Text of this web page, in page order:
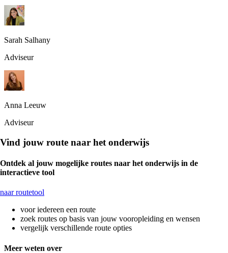
Sarah Salhany
Adviseur
Anna Leeuw
Adviseur
Vind jouw route naar het onderwijs
Ontdek al jouw mogelijke routes naar het onderwijs in de
interactieve tool
naar routetool
voor iedereen een route
zoek routes op basis van jouw vooropleiding en wensen
vergelijk verschillende route opties
Meer weten over